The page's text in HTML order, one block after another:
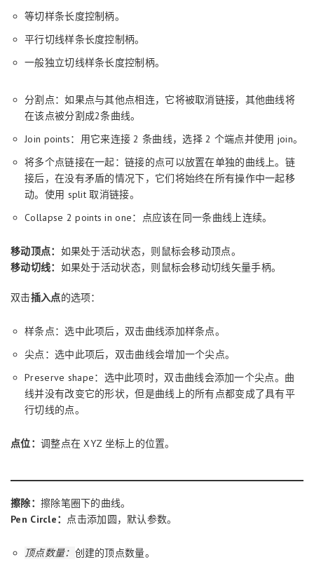
等切样条长度控制柄。
平行切线样条长度控制柄。
一般独立切线样条长度控制柄。
分割点：如果点与其他点相连，它将被取消链接，其他曲线将
在该点被分割成2条曲线。
Join points：用它来连接 2 条曲线，选择 2 个端点并使用 join。
将多个点链接在一起：链接的点可以放置在单独的曲线上。链
接后，在没有矛盾的情况下，它们将始终在所有操作中一起移
动。使用 split 取消链接。
Collapse 2 points in one：点应该在同一条曲线上连续。
移动顶点： 如果处于活动状态，则鼠标会移动顶点。
移动切线： 如果处于活动状态，则鼠标会移动切线矢量手柄。
双击插入点的选项：
样条点：选中此项后，双击曲线添加样条点。
尖点：选中此项后，双击曲线会增加一个尖点。
Preserve shape：选中此项时，双击曲线会添加一个尖点。曲
线并没有改变它的形状，但是曲线上的所有点都变成了具有平
行切线的点。
点位： 调整点在 XYZ 坐标上的位置。
擦除： 擦除笔圈下的曲线。
Pen Circle： 点击添加圆，默认参数。
顶点数量： 创建的顶点数量。